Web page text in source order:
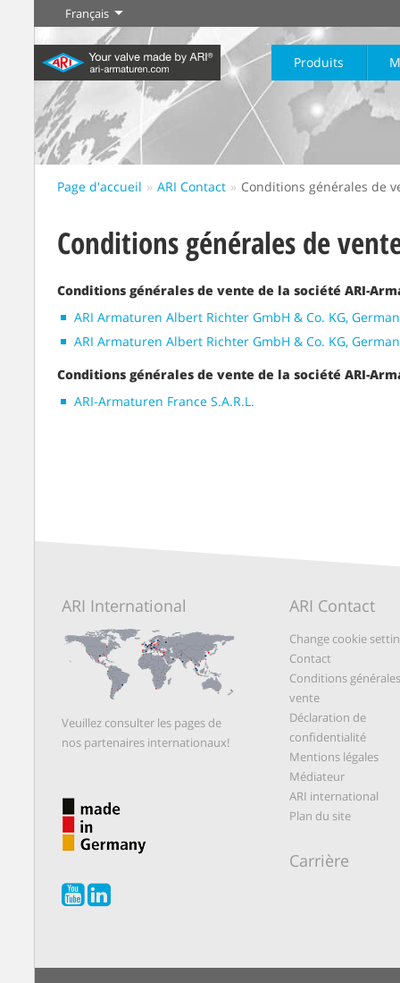
Français
Produits
Plus d'information Plus d'information Plus
20 000 produits pour
l’industrie – Des systèmes
industrielles les plus
Plus d'information
200 000 variantes pour la
chimie – Des solutions
en fonction de vos besoins
Plus d'information
Votre partenaire de
Plus d'information
Page d'accueil ARI Contact Conditions générales de
Conditions générales de
Conditions générales de vente de la société ARI-
ARI Armaturen Albert Richter GmbH & Co. KG,
ARI Armaturen Albert Richter GmbH & Co. KG,
Conditions générales de vente de la société ARI-
ARI-Armaturen France S.A.R.L.
ARI International
Veuillez consulter les pages de
nos partenaires internationaux!
ARI Contact
Change cookie
Contact
Conditions
vente
Déclaration de
confidentialité
Mentions légales
Médiateur
ARI international
Plan du site
Carrière